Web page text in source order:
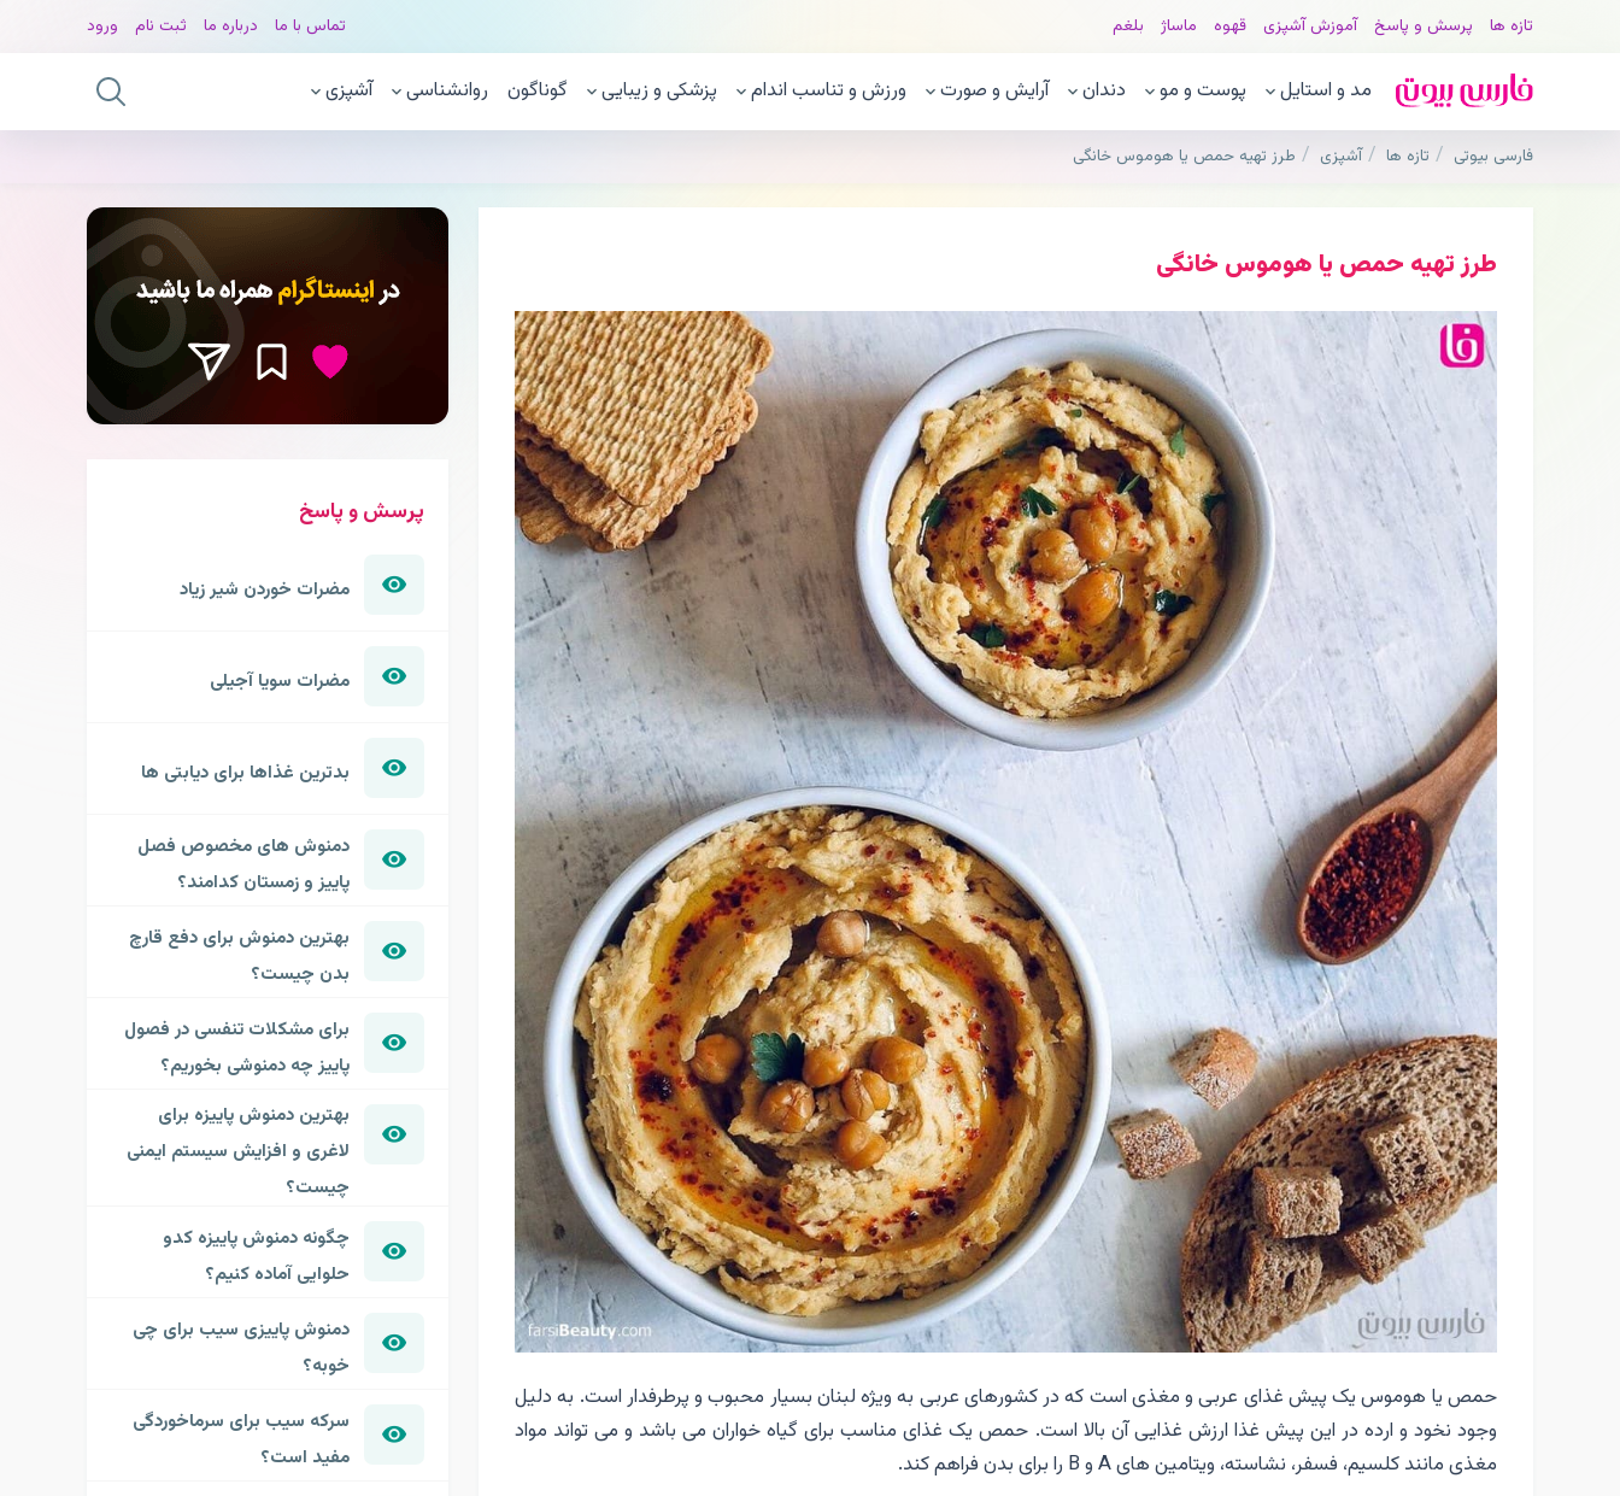
تازه ها پرسش و پاسخ آموزش آشپزی قهوه ماساژ بلغم تماس با ما درباره ما ثبت نام ورود
مد و استایل پوست و مو دندان آرایش و صورت ورزش و تناسب اندام پزشکی و زیبایی گوناگون روانشناسی آشپزی
فارسی بیوتی تازه ها آشپزی طرز تهیه حمص یا هوموس خانگی
طرز تهیه حمص یا هوموس خانگی
حمص یا هوموس یک پیش غذای عربی و مغذی است که در کشورهای عربی به ویژه لبنان بسیار محبوب و پرطرفدار است. به دلیل
وجود نخود و ارده در این پیش غذا ارزش غذایی آن بالا است. حمص یک غذای مناسب برای گیاه خواران می باشد و می تواند مواد
مغذی مانند کلسیم، فسفر، نشاسته، ویتامین های A و B را برای بدن فراهم کند.
پرسش و پاسخ
مضرات خوردن شیر زیاد
مضرات سویا آجیلی
بدترین غذاها برای دیابتی ها
دمنوش های مخصوص فصل
پاییز و زمستان کدامند؟
بهترین دمنوش برای دفع قارچ
بدن چیست؟
برای مشکلات تنفسی در فصول
پاییز چه دمنوشی بخوریم؟
بهترین دمنوش پاییزه برای
لاغری و افزایش سیستم ایمنی
چیست؟
چگونه دمنوش پاییزه کدو
حلوایی آماده کنیم؟
دمنوش پاییزی سیب برای چی
خوبه؟
سرکه سیب برای سرماخوردگی
مفید است؟